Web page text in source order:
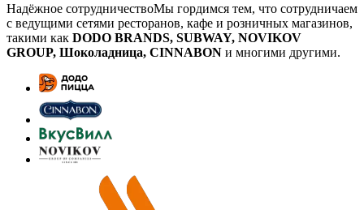
Надёжное сотрудничествоМы гордимся тем, что сотрудничаем
с ведущими сетями ресторанов, кафе и розничных магазинов,
такими как DODO BRANDS, SUBWAY, NOVIKOV
GROUP, Шоколадница, CINNABON и многими другими.